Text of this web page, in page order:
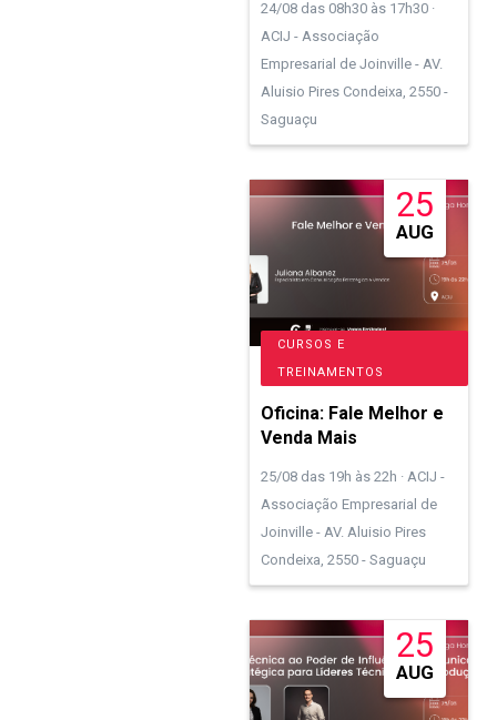
24/08 das 08h30 às 17h30 ·
ACIJ - Associação
Empresarial de Joinville - AV.
Aluisio Pires Condeixa, 2550 -
Saguaçu
25
AUG
CURSOS E
TREINAMENTOS
Oficina: Fale Melhor e
Venda Mais
25/08 das 19h às 22h · ACIJ -
Associação Empresarial de
Joinville - AV. Aluisio Pires
Condeixa, 2550 - Saguaçu
25
AUG